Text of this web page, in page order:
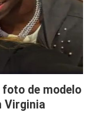
de modelo
Virginia